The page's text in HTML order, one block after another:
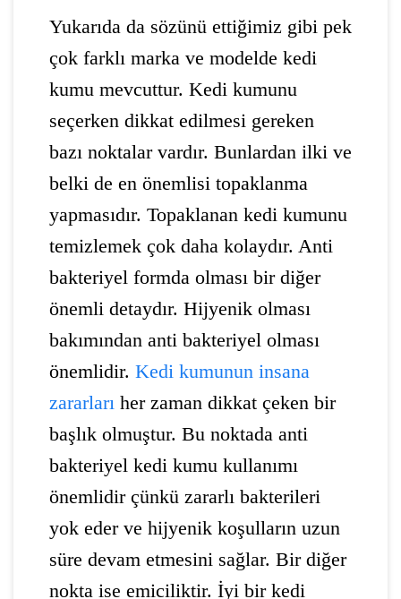
Yukarıda da sözünü ettiğimiz gibi pek
çok farklı marka ve modelde kedi
kumu mevcuttur. Kedi kumunu
seçerken dikkat edilmesi gereken
bazı noktalar vardır. Bunlardan ilki ve
belki de en önemlisi topaklanma
yapmasıdır. Topaklanan kedi kumunu
temizlemek çok daha kolaydır. Anti
bakteriyel formda olması bir diğer
önemli detaydır. Hijyenik olması
bakımından anti bakteriyel olması
önemlidir. Kedi kumunun insana
zararları her zaman dikkat çeken bir
başlık olmuştur. Bu noktada anti
bakteriyel kedi kumu kullanımı
önemlidir çünkü zararlı bakterileri
yok eder ve hijyenik koşulların uzun
süre devam etmesini sağlar. Bir diğer
nokta ise emiciliktir. İyi bir kedi